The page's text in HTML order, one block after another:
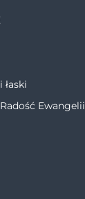
Ewangelii